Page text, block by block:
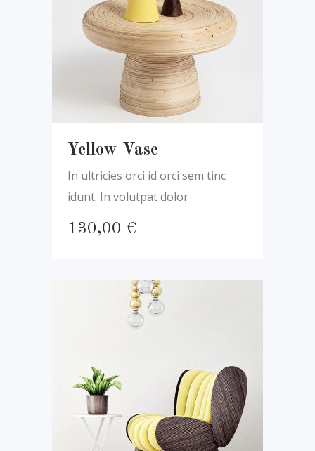
Yellow Vase
In ultricies orci id orci sem tinc
idunt. In volutpat dolor
130,00 €